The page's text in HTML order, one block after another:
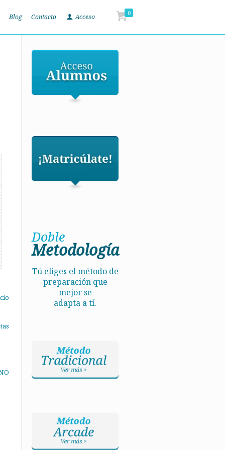
Blog Contacto Acceso 0
Doble
Metodología
Tú eliges el método de
preparación que
mejor se
adapta a tí.